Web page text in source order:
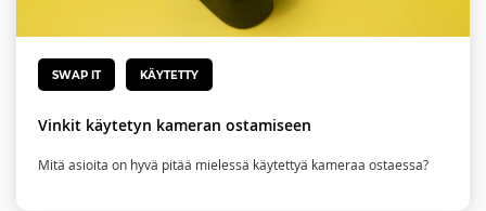
SWAP IT KÄYTETTY
Vinkit käytetyn kameran ostamiseen
Mitä asioita on hyvä pitää mielessä käytettyä kameraa ostaessa?